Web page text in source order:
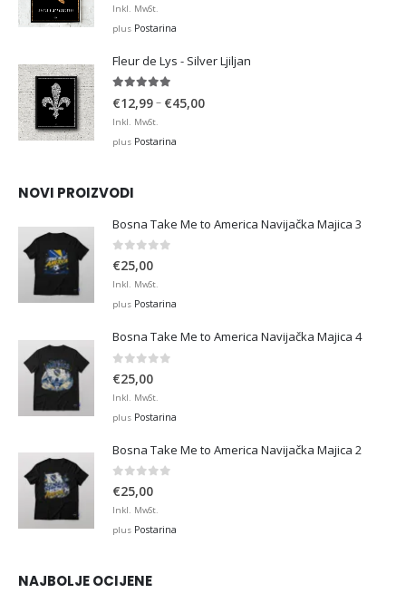
€36,00
Inkl. MwSt.
plus Postarina
Fleur de Lys - Silver Ljiljan
€12,99– €45,00Price
Inkl. MwSt.
plus Postarina
NOVI PROIZVODI
Bosna Take Me to America Navijačka Majica 3
0 out of 5
€25,00
Inkl. MwSt.
plus Postarina
Bosna Take Me to America Navijačka Majica 4
€25,00
Inkl. MwSt.
plus Postarina
Bosna Take Me to America Navijačka Majica 2
0 out of 5
€25,00
Inkl. MwSt.
plus Postarina
NAJBOLJE OCIJENE